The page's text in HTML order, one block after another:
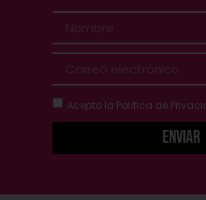
Acepto la Política de
Enviar